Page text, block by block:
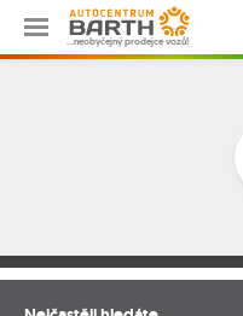
…neobyčejný prodejce vozů!